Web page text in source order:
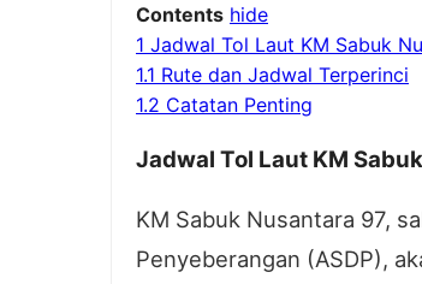
Contents hide
1 Jadwal Tol Laut KM Sabuk
1.1 Rute dan Jadwal Terperinci
1.2 Catatan Penting
Jadwal Tol Laut KM
KM Sabuk Nusantara 97,
Penyeberangan (ASDP),